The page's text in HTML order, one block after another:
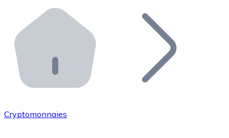
Distributeurs automatiques Bitnovo
Intégrez un ATM Bitnovo dans votre entreprise et
API Bitnovo
Intégrez notre API dans votre écosystème.
Rejoignez notre réseau de distributeurs et
Cryptomonnaies